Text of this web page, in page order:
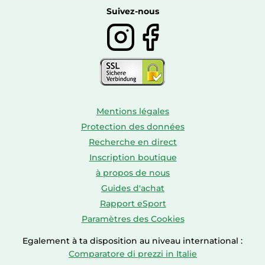
Suivez-nous
Mentions légales
Protection des données
Recherche en direct
Inscription boutique
à propos de nous
Guides d'achat
Rapport eSport
Paramètres des Cookies
Egalement à ta disposition au niveau international :
Comparatore di prezzi in Italie